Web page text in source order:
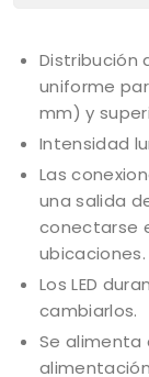
Distribución
uniforme
mm) y
Intensidad
Las
una salida
conectarse
ubicaciones.
Los LED
cambiarlos.
Se alimenta